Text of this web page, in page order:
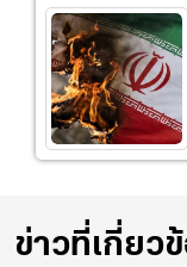
ข่าวที่เกี่ยว